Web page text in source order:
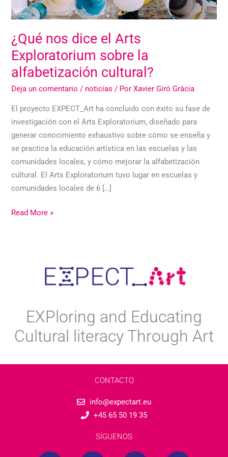
¿Qué nos dice el Arts
Exploratorium sobre la
alfabetización cultural?
Deja un comentario / noticias / PorXavier Giró Gràcia
El proyecto EXPECT_Art ha concluido con éxito su fase de
investigación con el Arts Exploratorium, diseñado para
generar conocimiento exhaustivo sobre cómo se enseña y
se practica la educación artística en las escuelas y las
comunidades locales, y cómo mejorar la alfabetización
cultural. El Arts Exploratorium tuvo lugar en escuelas y
comunidades locales de 6 […]
alfabetización
Read More »
EXPloring and Educating
Cultural literacy Through Art
CONTACTO
info@expectart.eu
+45 65 50 19 35
SÍGUENOS